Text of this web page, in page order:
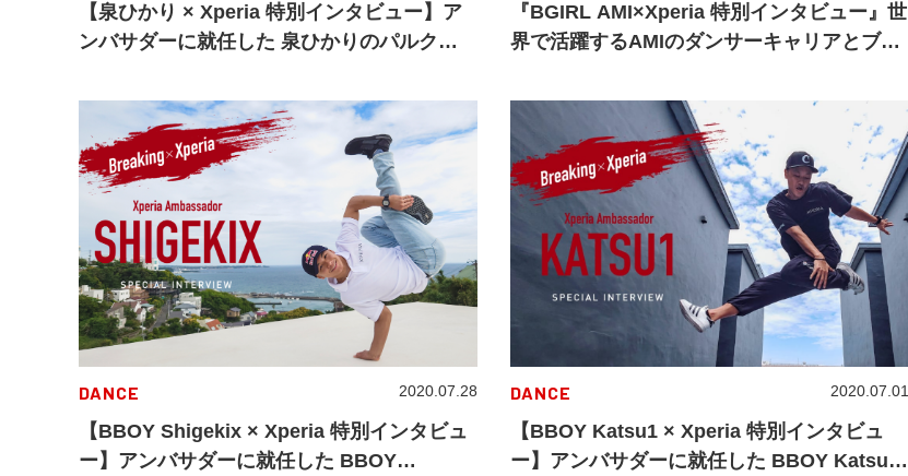
【泉ひかり × Xperia 特別インタビュー】ア
ンバサダーに就任した 泉ひかりのパルクー
『BGIRL AMI×Xperia 特別インタビュー』世
界で活躍するAMIのダンサーキャリアとブレ
DANCE
【BBOY Shigekix × Xperia 特別インタビュ
ー】アンバサダーに就任した BBOY
2020.07.28 DANCE
【BBOY Katsu1 × Xperia 特別インタビュ
ー】アンバサダーに就任した BBOY Katsu1
2020.07.01